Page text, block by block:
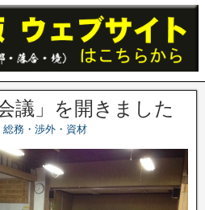
議」を開きました
総務・渉外・資材